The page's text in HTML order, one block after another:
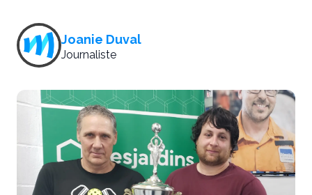
Joanie Duval
Journaliste